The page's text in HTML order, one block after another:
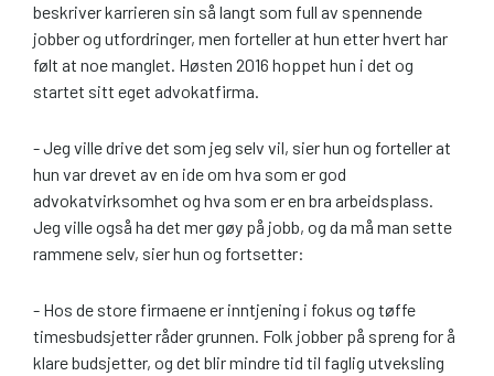
beskriver karrieren sin så langt som full av spennende
jobber og utfordringer, men forteller at hun etter hvert har
følt at noe manglet. Høsten 2016 hoppet hun i det og
startet sitt eget advokatfirma.
- Jeg ville drive det som jeg selv vil, sier hun og forteller at
hun var drevet av en ide om hva som er god
advokatvirksomhet og hva som er en bra arbeidsplass.
Jeg ville også ha det mer gøy på jobb, og da må man sette
rammene selv, sier hun og fortsetter:
- Hos de store firmaene er inntjening i fokus og tøffe
timesbudsjetter råder grunnen. Folk jobber på spreng for å
klare budsjetter, og det blir mindre tid til faglig utveksling